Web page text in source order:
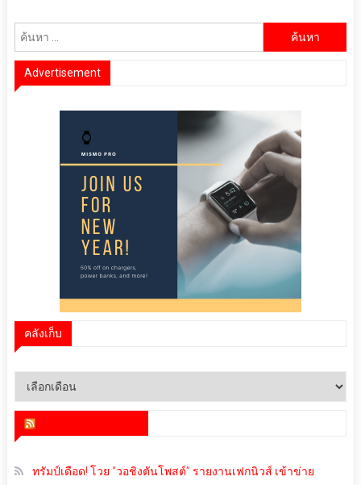
Advertisement
คลังเก็บ
คลัง
ทรัมป์เดือด! โวย “วอชิงตันโพสต์” รายงานเฟกนิวส์ เข้าข่าย